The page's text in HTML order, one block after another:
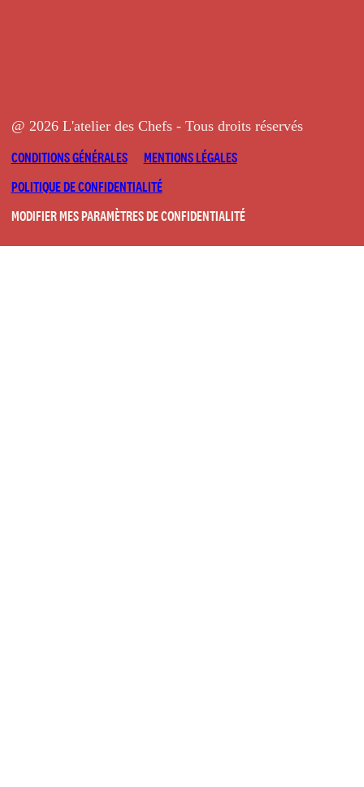
@ 2026 L'atelier des Chefs - Tous droits réservés
CONDITIONS GÉNÉRALES
MENTIONS LÉGALES
POLITIQUE DE CONFIDENTIALITÉ
MODIFIER MES PARAMÈTRES DE CONFIDENTIALITÉ